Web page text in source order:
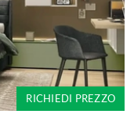
RICHIEDI PREZZO